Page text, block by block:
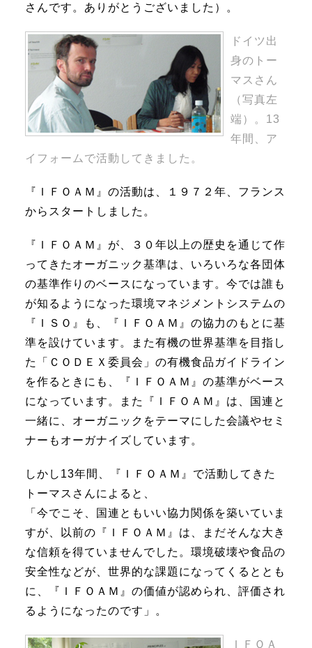
さんです。ありがとうございました）。
ドイツ出
身のトー
マスさん
（写真左
端）。13
年間、ア
イフォームで活動してきました。
『ＩＦＯＡＭ』の活動は、１９７２年、フランス
からスタートしました。
『ＩＦＯＡＭ』が、３０年以上の歴史を通じて作
ってきたオーガニック基準は、いろいろな各団体
の基準作りのベースになっています。今では誰も
が知るようになった環境マネジメントシステムの
『ＩＳＯ』も、『ＩＦＯＡＭ』の協力のもとに基
準を設けています。また有機の世界基準を目指し
た「ＣＯＤＥＸ委員会」の有機食品ガイドライン
を作るときにも、『ＩＦＯＡＭ』の基準がベース
になっています。また『ＩＦＯＡＭ』は、国連と
一緒に、オーガニックをテーマにした会議やセミ
ナーもオーガナイズしています。
しかし13年間、『ＩＦＯＡＭ』で活動してきた
トーマスさんによると、
「今でこそ、国連ともいい協力関係を築いていま
すが、以前の『ＩＦＯＡＭ』は、まだそんな大き
な信頼を得ていませんでした。環境破壊や食品の
安全性などが、世界的な課題になってくるととも
に、『ＩＦＯＡＭ』の価値が認められ、評価され
るようになったのです」。
ＩＦＯＡ